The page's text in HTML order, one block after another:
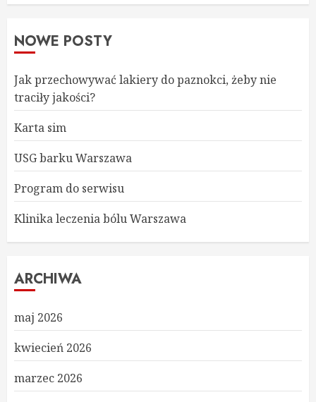
NOWE POSTY
Jak przechowywać lakiery do paznokci, żeby nie
traciły jakości?
Karta sim
USG barku Warszawa
Program do serwisu
Klinika leczenia bólu Warszawa
ARCHIWA
maj 2026
kwiecień 2026
marzec 2026